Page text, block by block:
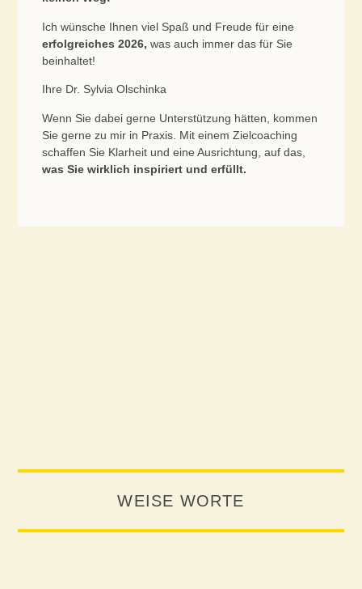
Ich wünsche Ihnen viel Spaß und Freude für eine
erfolgreiches 2026,was auch immer das für Sie
beinhaltet!
Ihre Dr. Sylvia Olschinka
Wenn Sie dabei gerne Unterstützung hätten, kommen
Sie gerne zu mir in Praxis. Mit einem Zielcoaching
schaffen Sie Klarheit und eine Ausrichtung, auf das,
was Sie wirklich inspiriert und erfüllt.
WEISE WORTE